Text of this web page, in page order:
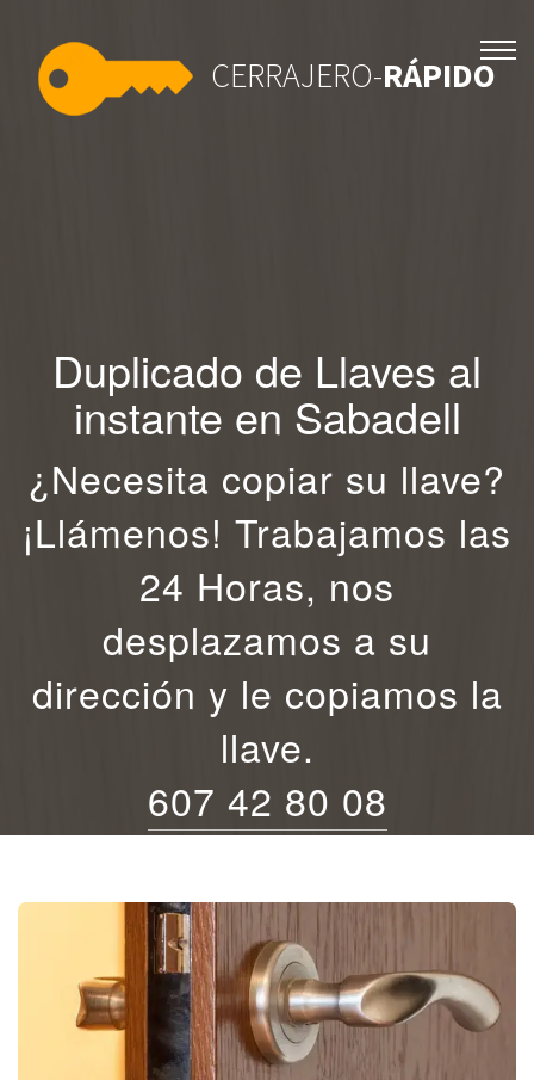
CERRAJERO-RÁPIDO
Duplicado de Llaves al
instante en Sabadell
¿Necesita copiar su llave?
¡Llámenos! Trabajamos las
24 Horas, nos
desplazamos a su
dirección y le copiamos la
llave.
607 42 80 08